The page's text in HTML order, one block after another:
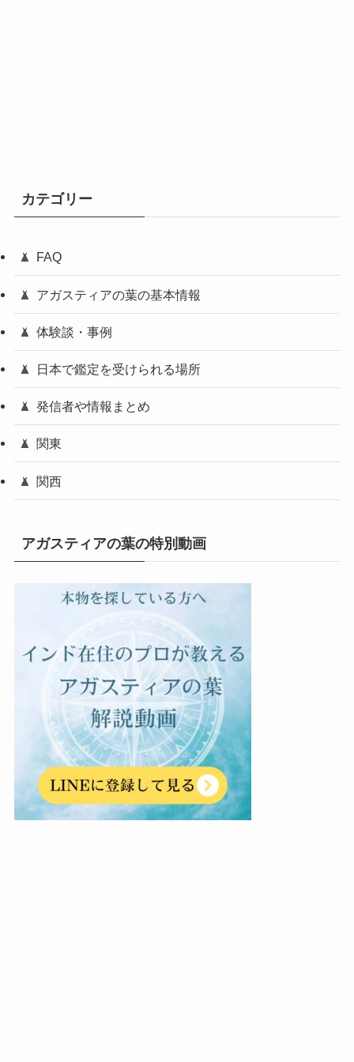
カテゴリー
FAQ
アガスティアの葉の基本情報
体験談・事例
日本で鑑定を受けられる場所
発信者や情報まとめ
関東
関西
アガスティアの葉の特別動画